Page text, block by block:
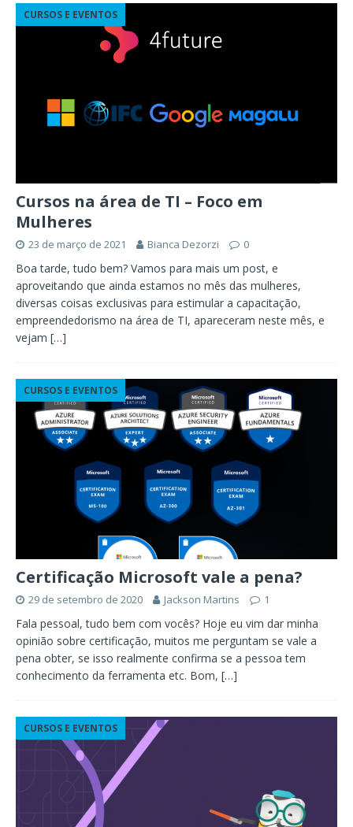
CURSOS E EVENTOS
Cursos na área de TI – Foco em
Mulheres
23 de março de 2021 Bianca Dezorzi 0
Boa tarde, tudo bem? Vamos para mais um post, e
aproveitando que ainda estamos no mês das mulheres,
diversas coisas exclusivas para estimular a capacitação,
empreendedorismo na área de TI, apareceram neste mês, e
vejam […]
CURSOS E EVENTOS
Certificação Microsoft vale a pena?
29 de setembro de 2020 Jackson Martins 1
Fala pessoal, tudo bem com vocês? Hoje eu vim dar minha
opinião sobre certificação, muitos me perguntam se vale a
pena obter, se isso realmente confirma se a pessoa tem
conhecimento da ferramenta etc. Bom, […]
CURSOS E EVENTOS